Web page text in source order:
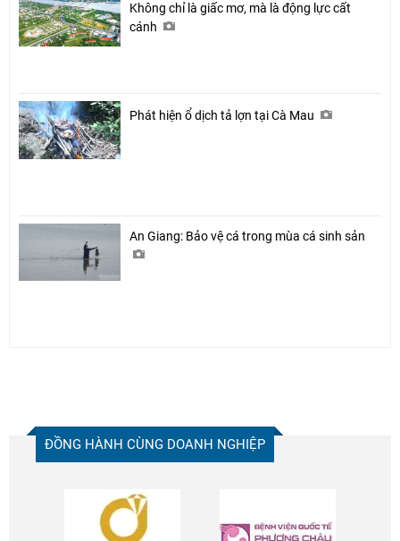
Không chỉ là giấc mơ, mà là động lực cất
cánh
Phát hiện ổ dịch tả lợn tại Cà Mau
An Giang: Bảo vệ cá trong mùa cá sinh sản
ĐỒNG HÀNH CÙNG DOANH NGHIỆP